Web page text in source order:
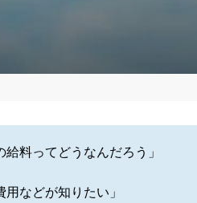
給料ってどうなんだろう」
用などが知りたい」